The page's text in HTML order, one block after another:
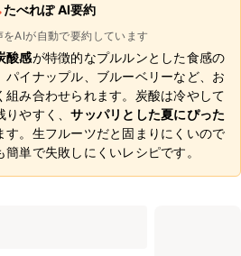
たべれぽ AI要約
AIが自動で要約しています
酸感が特徴的なプルルンとした食感の
パイナップル、ブルーベリーなど、お
み合わせられます。炭酸は冷やして
りやすく、サッパリとした夏にぴった
す。生フルーツだと固まりにくいので
単で失敗しにくいレシピです。